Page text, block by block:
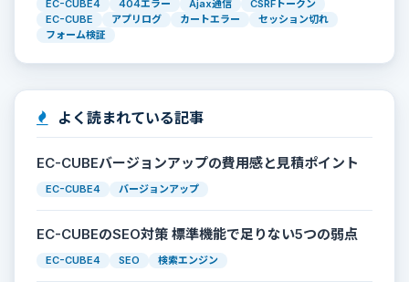
EC-CUBE4 404エラー Ajax通信
CSRFトークン
EC-CUBE
アプリログ カートエラー
セッション切れ
フォーム検証
よく読まれている記事
EC-CUBEバージョンアップの費用感と見積ポイント
EC-CUBE4 バージョンアップ
EC-CUBEのSEO対策 標準機能で足りない5つの弱点
EC-CUBE4 SEO 検索エンジン